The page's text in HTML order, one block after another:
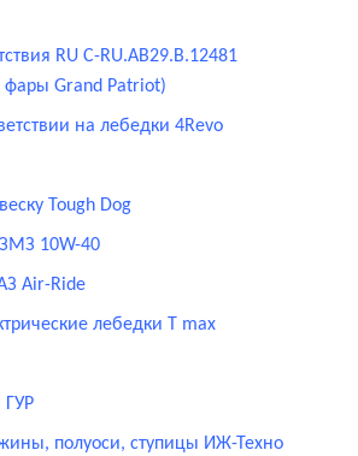
RU С-RU.AB29.B.12481
Grand Patriot)
на лебедки 4Revo
Tough Dog
10W-40
Air-Ride
лебедки T max
ГУР
полуоси, ступицы ИЖ-Техно